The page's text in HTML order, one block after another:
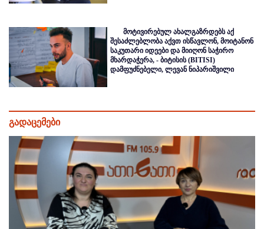
მოტივირებულ ახალგაზრდებს აქ
შესაძლებლობა აქვთ ისწავლონ, მოიტანონ
საკუთარი იდეები და მიიღონ საჭირო
მხარდაჭერა, - ბიტისის (BITISI)
დამფუძნებელი, ლევან ნიპარიშვილი
გადაცემები